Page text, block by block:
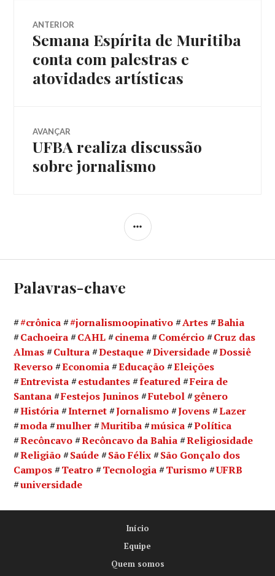
Navegação
de
Post
ANTERIOR
Post
Semana Espírita de Muritiba
conta com palestras e
atovidades artísticas
AVANÇAR
Próximo
post:
UFBA realiza discussão
sobre jornalismo
LATERAL
Palavras-chave
#crônica #jornalismoopinativo Artes
Bahia
Cachoeira
CAHL cinema Comércio
Cruz das
Almas
Cultura Destaque Diversidade
Dossiê
Reverso
Economia Educação
Eleições
Entrevista
estudantes featured
Feira de
Santana
Festejos Juninos Futebol
gênero
História
Internet Jornalismo Jovens
Lazer
moda
mulher Muritiba música
Política
Recôncavo
Recôncavo da Bahia
Religiosidade
Religião
Saúde São Félix
São Gonçalo dos
Campos
Teatro Tecnologia Turismo
UFRB
universidade
Início
Equipe
Quem somos